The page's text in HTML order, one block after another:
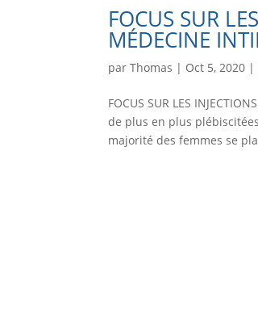
FOCUS SUR
MÉDECINE
parThomas | Oct 5, 2020 |
FOCUS SUR LES
de plus en plus
majorité des femmes se